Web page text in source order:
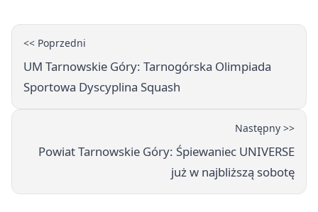
<< Poprzedni
UM Tarnowskie Góry: Tarnogórska Olimpiada
Sportowa Dyscyplina Squash
Następny >>
Powiat Tarnowskie Góry: Śpiewaniec UNIVERSE
już w najbliższą sobotę